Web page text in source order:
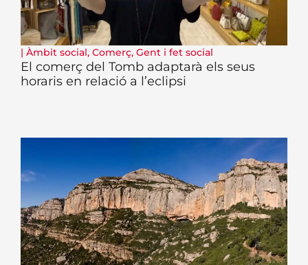
| Àmbit social, Comerç, Gent i fet social
El comerç del Tomb adaptarà els seus
horaris en relació a l’eclipsi